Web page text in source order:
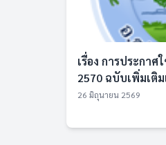
เรื่อง การประกา
2570 ฉบับเพิ่มเติ
26 มิถุนายน 2569